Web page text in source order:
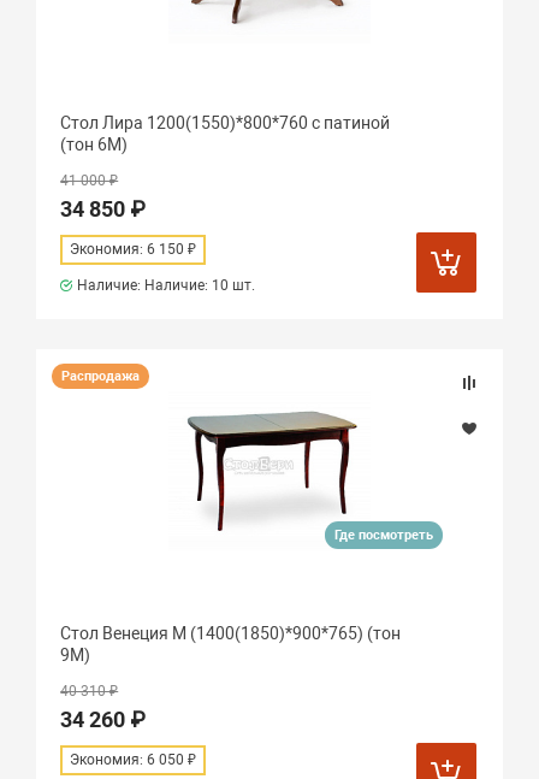
Стол Лира 1200(1550)*800*760 с патиной
(тон 6М)
41 000 ₽
34 850 ₽
Экономия: 6 150 ₽
Наличие: Наличие: 10 шт.
Распродажа
Где посмотреть
Стол Венеция М (1400(1850)*900*765) (тон
9М)
40 310 ₽
34 260 ₽
Экономия: 6 050 ₽